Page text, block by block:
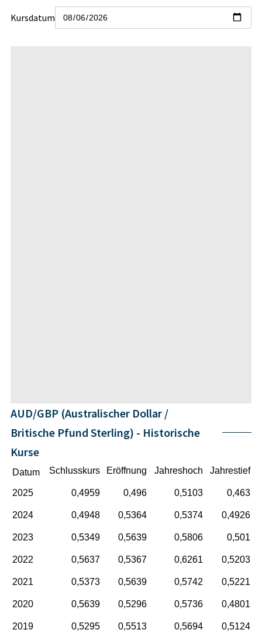
Kursdatum
AUD/GBP (Australischer Dollar /
Britische Pfund Sterling) - Historische
Kurse
Datum Schlusskurs Eröffnung Jahreshoch Jahrestief
2025 0,4959 0,496 0,5103 0,463
2024 0,4948 0,5364 0,5374 0,4926
2023 0,5349 0,5639 0,5806 0,501
2022 0,5637 0,5367 0,6261 0,5203
2021 0,5373 0,5639 0,5742 0,5221
2020 0,5639 0,5296 0,5736 0,4801
2019 0,5295 0,5513 0,5694 0,5124